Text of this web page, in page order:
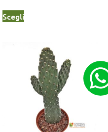
Scegli